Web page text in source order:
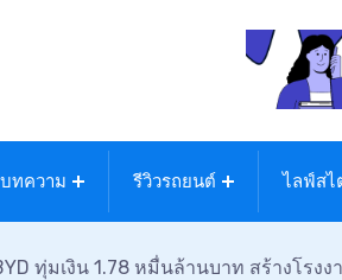
บทความ รีวิวรถยนต์ ไลฟ์สไ
ทุ่มเงิน 1.78 หมื่นล้านบาท สร้างโรง